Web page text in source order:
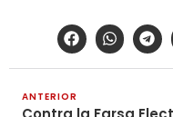
ANTERIOR